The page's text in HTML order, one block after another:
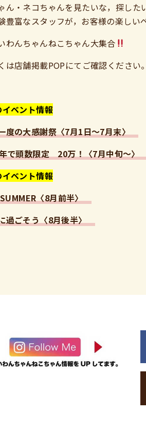
ん・ネコちゃんを見たいな，探した
豊富なスタッフが，お客様の楽しい
わんちゃんねこちゃん大集合
店舗掲載POPにてご確認ください。
ベント情報
度の大感謝祭〈7月1日～7月末〉
で頭数限定 20万！〈7月中旬～
ベント情報
〈8月前半〉
過ごそう〈8月後半〉